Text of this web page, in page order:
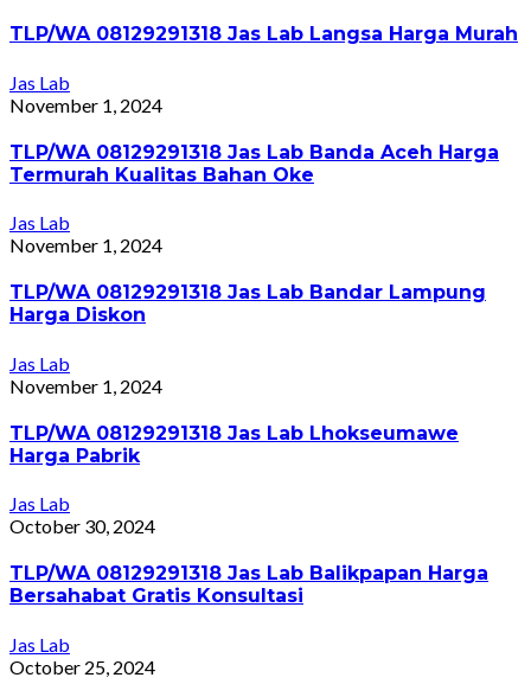
TLP/WA 08129291318 Jas Lab Langsa Harga Murah
Jas Lab
November 1, 2024
TLP/WA 08129291318 Jas Lab Banda Aceh Harga
Termurah Kualitas Bahan Oke
Jas Lab
November 1, 2024
TLP/WA 08129291318 Jas Lab Bandar Lampung
Harga Diskon
Jas Lab
November 1, 2024
TLP/WA 08129291318 Jas Lab Lhokseumawe
Harga Pabrik
Jas Lab
October 30, 2024
TLP/WA 08129291318 Jas Lab Balikpapan Harga
Bersahabat Gratis Konsultasi
Jas Lab
October 25, 2024